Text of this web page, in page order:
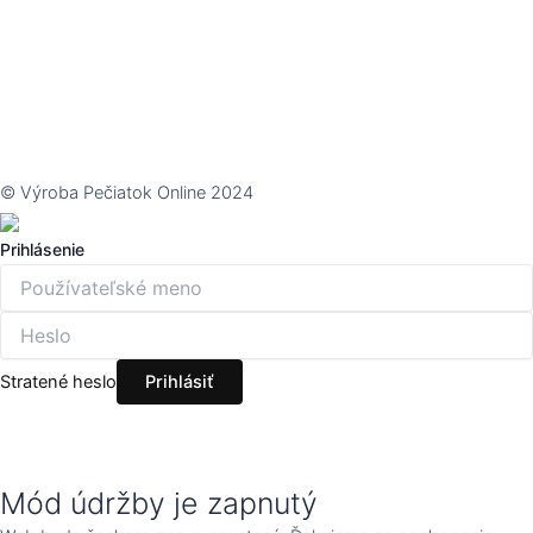
Mód údržby je zapnutý
© Výroba Pečiatok Online 2024
Prihlásenie
Stratené heslo